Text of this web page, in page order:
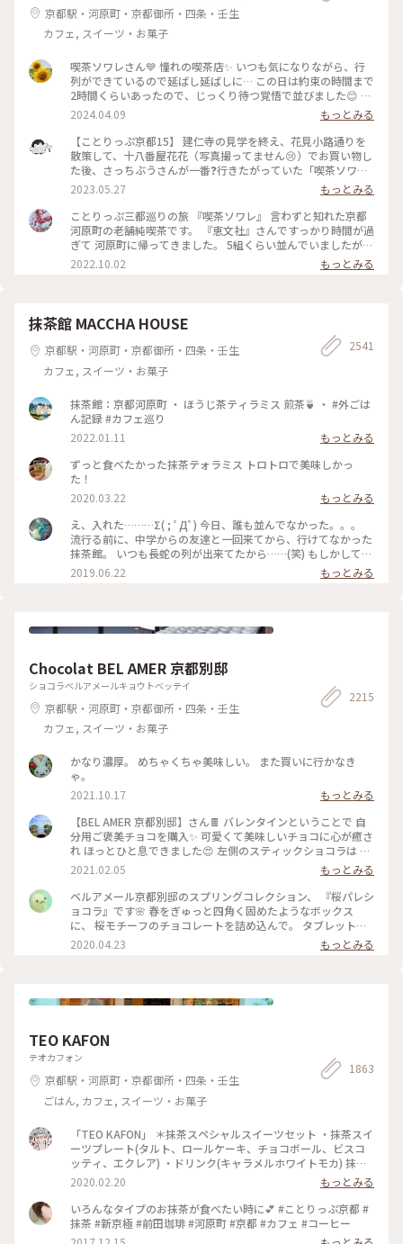
うお店です😊 #京都カフェ #パフェ活2024 #みたらし団子 #秋
の彩り #クラシカルな街 #私の好きな京都
京都駅・河原町・京都御所・四条・壬生
カフェ, スイーツ・お菓子
喫茶ソワレさん💙 憧れの喫茶店✨ いつも気になりながら、行
列ができているので延ばし延ばしに… この日は約束の時間まで
2時間くらいあったので、じっくり待つ覚悟で並びました😊 待
つ間も皆さんの投稿で拝見していた青の世界を想像し、ワクワ
ク💓 結局1時間ほど待ち、店内へ。 1番奥の、部屋が見渡せる
席に着きました。 深く青く、まるで別世界に入ったようです
💙 ぶどうの透かし彫りやライトもクラシックでキレイ✨ 頼ん
だのはご存じゼリーポンチ🌈✨ キレイ～✨ 優しいランプの明か
りにかざすとキラキラします✨ ゼリーの懐かしい感じや優しい
炭酸もいい！ 中の氷がゼリーと同じサイズで、ゼリーだと思
って口に入れてびっくりしてしまいました💦 あっという間に
食べ終わってしまいました😣 まだこの雰囲気の中にいたくて
コーヒーでも頼みたい…と思いましたが、きっと外には長い行
列ができているでしょうからお店を後にしました。 またこの
特別な空間に会いに行きたいです💙 #電車旅 #喫茶ソワレ #喫
2024.04.09
もっとみる
【ことりっぷ京都15】 建仁寺の見学を終え、花見小路通りを
散策して、十八番屋花花（写真撮ってません😢）でお買い物し
た後、さっちぶうさんが一番❓行きたがっていた「喫茶ソワ
レ」さんに向かいました😊 人気のお店なので長蛇の列ができ
ていると覚悟して行ったのですが、運良く２組しか待っていま
せんでした😄 15分くらいで案内され、２階の窓側の席へ。若
いグループばっかり😱 あ、でも、男性だけで来ているグルー
プも😊 私はヨーグルトポンチ、さっちぶうさんはゼリーポン
チフロートを注文しました。 店内の雰囲気は、暗めの照明で
したが、落ち着いていて良い雰囲気でした。 美味しくいただ
2023.05.27
もっとみる
ことりっぷ三都巡りの旅 『喫茶ソワレ』 言わずと知れた京都
河原町の老舗純喫茶です。 『恵文社』さんですっかり時間が過
ぎて 河原町に帰ってきました。 5組くらい並んでいましたが、
次々と呼ばれて すんなりと入店できました。 昔ながらのお店
を守っておられ、 狭い店内ですが、運良く2階の窓辺の 小さな
れた落ち着いた店内は 天井の梁や調度品もシックで美しく 昭
和の香りが漂っていますが、 お客さんは若い観光客の方が多
かったです。 お席もすごく近いのですが、 コーナーだったの
で ひっそりと自分の時間を過ごせました✨ ゆるり京都の街歩
きを楽しむことが できた素敵な1日でした。 ・ ・ #私のことり
茶ソワレ #純喫茶 #喫茶店 #ゼリーポンチ #ひんやりスイーツ #
京都スイーツ #京都カフェ #レトロ #レトロ喫茶 #昭和レトロ #
四条河原町 #京都 #ことりっぷ京都 #ことりっぷ三都巡りの旅
2022.10.02 もっとみる
抹茶館 MACCHA HOUSE
京都駅・河原町・京都御所・四条・壬生
カフェ, スイーツ・お菓子
2541
抹茶館：京都河原町 ・ ほうじ茶ティラミス 煎茶🍵 ・ #外ごは
ん記録 #カフェ巡り
2022.01.11
もっとみる
ずっと食べたかった抹茶テォラミス トロトロで美味しかっ
た！
2020.03.22
もっとみる
え、入れた………Σ( ; ﾟДﾟ) 今日、誰も並んでなかった。。。
流行る前に、中学からの友達と一回来てから、行けてなかった
抹茶館。 いつも長蛇の列が出来てたから……(笑) もしかして、
別の所に新しい店舗が出来たのかな？ ……と、思ってたのです
が、店の外に出たら列が出来てましたΣ( ; ﾟДﾟ)運が良かっ
るのかな……？？ほうじ茶だけだと、あんな粉っぽくないと思
2019.06.22 もっとみる
Chocolat BEL AMER 京都別邸
ショコラベルアメールキョウトベッテイ
京都駅・河原町・京都御所・四条・壬生
カフェ, スイーツ・お菓子
2215
かなり濃厚。 めちゃくちゃ美味しい。 また買いに行かなき
ゃ。
2021.10.17
もっとみる
【BEL AMER 京都別邸】さん🍫 バレンタインということで 自
分用ご褒美チョコを購入✨ 可愛くて美味しいチョコに心が癒さ
れ ほっとひと息できました😍 左側のスティックショコラは キ
ャラメルやルビーチョコ、 右側はお酒入りチョコや 京都産の
抹茶や宮崎県産日向夏 愛媛県産ほうじ茶など チョコと一言で
言っても たくさんの味を楽しめる✨ パッケージやデザインも
とても可愛いので ご褒美チョコでもプレゼント用でも どちら
にもおすすめの詰め合わせです♡ #ほっとひと息 #バレンタイ
2021.02.05
もっとみる
ベルアメール京都別邸のスプリングコレクション、 『桜パレシ
ョコラ』です🌸 春をぎゅっと四角く固めたようなボックス
に、 桜モチーフのチョコレートを詰め込んで。 タブレットも
良いですが、丸いかたちは 丸窓から桜を覗くような和を感じ
ます。 右から ・桜ブラン・桜ノワール・桜ルビー・桜ミル
香りのミルクチョコやルビーチョコを使用し、 一枚ずつ違う
桜 #桜スイーツ #和スイーツ #チョコレート #お取り寄せ #手み
やげ #おみやげ
2020.04.23 もっとみる
TEO KAFON
テオカフォン
京都駅・河原町・京都御所・四条・壬生
ごはん, カフェ, スイーツ・お菓子
1863
「TEO KAFON」 ＊抹茶スペシャルスイーツセット ・抹茶スイ
ーツプレート(タルト、ロールケーキ、チョコボール、ビスコ
ッティ、エクレア) ・ドリンク(キャラメルホワイトモカ) 抹茶
三昧出来て大満足したそうです。 フォークを2本用意して頂い
たのですが、娘一人で完食でした。 #TEO KAFON#抹茶三昧#
プチことりっぷ京都#冬のおでかけ
2020.02.20
もっとみる
いろんなタイプのお抹茶が食べたい時に💕 #ことりっぷ京都 #
抹茶 #新京極 #前田珈琲 #河原町 #京都 #カフェ #コーヒー